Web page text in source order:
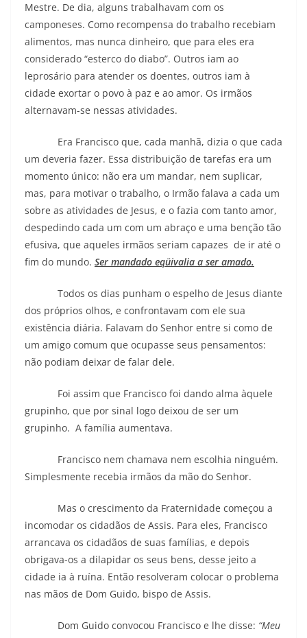
Mestre. De dia, alguns trabalhavam com os
camponeses. Como recompensa do trabalho recebiam
alimentos, mas nunca dinheiro, que para eles era
considerado “esterco do diabo”. Outros iam ao
leprosário para atender os doentes, outros iam à
cidade exortar o povo à paz e ao amor. Os irmãos
alternavam-se nessas atividades.
Era Francisco que, cada manhã, dizia o que cada
um deveria fazer. Essa distribuição de tarefas era um
momento único: não era um mandar, nem suplicar,
mas, para motivar o trabalho, o Irmão falava a cada um
sobre as atividades de Jesus, e o fazia com tanto amor,
despedindo cada um com um abraço e uma benção tão
efusiva, que aqueles irmãos seriam capazes de ir até o
fim do mundo. Ser mandado eqüivalia a ser amado.
Todos os dias punham o espelho de Jesus diante
dos próprios olhos, e confrontavam com ele sua
existência diária. Falavam do Senhor entre si como de
um amigo comum que ocupasse seus pensamentos:
não podiam deixar de falar dele.
Foi assim que Francisco foi dando alma àquele
grupinho, que por sinal logo deixou de ser um
grupinho. A família aumentava.
Francisco nem chamava nem escolhia ninguém.
Simplesmente recebia irmãos da mão do Senhor.
Mas o crescimento da Fraternidade começou a
incomodar os cidadãos de Assis. Para eles, Francisco
arrancava os cidadãos de suas famílias, e depois
obrigava-os a dilapidar os seus bens, desse jeito a
cidade ia à ruína. Então resolveram colocar o problema
nas mãos de Dom Guido, bispo de Assis.
Dom Guido convocou Francisco e lhe disse: “Meu